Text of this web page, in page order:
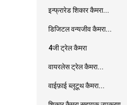
इन्फ्रारेड शिकार कैमरा...
डिजिटल वन्यजीव कैमरा...
4जी ट्रेल कैमरा
वायरलेस ट्रेल कैमरा...
वाईफ़ाई ब्लूटूथ कैमरा...